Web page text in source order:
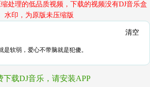
处理的低品质视频，下载的视频没有DJ音乐盒
水印，为原版未压缩版
清空
是软弱，爱心不带脑就是犯傻。
下载DJ音乐，请安装APP